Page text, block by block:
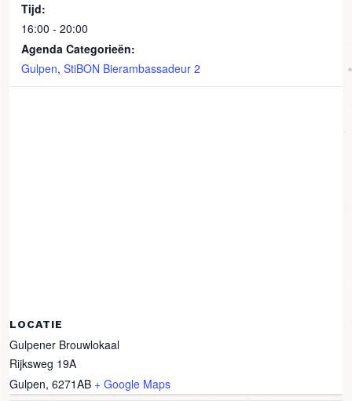
Tijd:
16:00 - 20:00
Agenda Categorieën:
Gulpen, StiBON Bierambassadeur 2
LOCATIE
Gulpener Brouwlokaal
Rijksweg 19A
Gulpen, 6271AB + Google Maps